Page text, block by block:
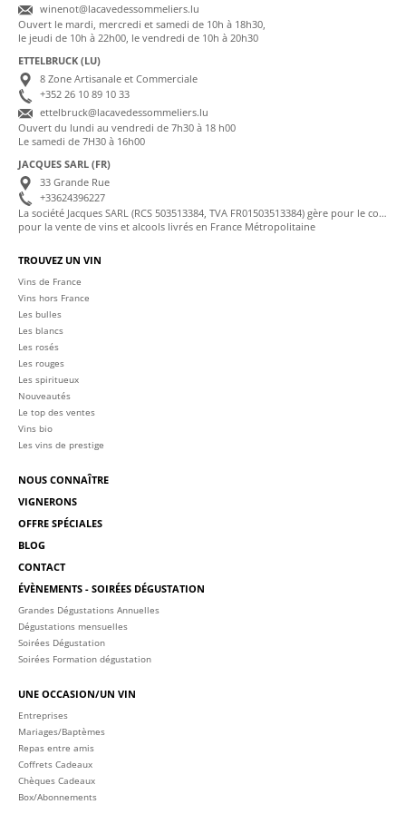
winenot@lacavedessommeliers.lu
Ouvert le mardi, mercredi et samedi de 10h à 18h30,
le jeudi de 10h à 22h00, le vendredi de 10h à 20h30
ETTELBRUCK (LU)
8 Zone Artisanale et Commerciale
+352 26 10 89 10 33
ettelbruck@lacavedessommeliers.lu
Ouvert du lundi au vendredi de 7h30 à 18 h00
Le samedi de 7H30 à 16h00
JACQUES SARL (FR)
33 Grande Rue
+33624396227
La société Jacques SARL (RCS 503513384, TVA FR01503513384) gère pour le compte de La Cave des Sommeliers les transactions bancaires et la facturation
pour la vente de vins et alcools livrés en France Métropolitaine
TROUVEZ UN VIN
Vins de France
Vins hors France
Les bulles
Les blancs
Les rosés
Les rouges
Les spiritueux
Nouveautés
Le top des ventes
Vins bio
Les vins de prestige
NOUS CONNAÎTRE
VIGNERONS
OFFRE SPÉCIALES
BLOG
CONTACT
ÉVÈNEMENTS - SOIRÉES DÉGUSTATION
Grandes Dégustations Annuelles
Dégustations mensuelles
Soirées Dégustation
Soirées Formation dégustation
UNE OCCASION/UN VIN
Entreprises
Mariages/Baptèmes
Repas entre amis
Coffrets Cadeaux
Chèques Cadeaux
Box/Abonnements